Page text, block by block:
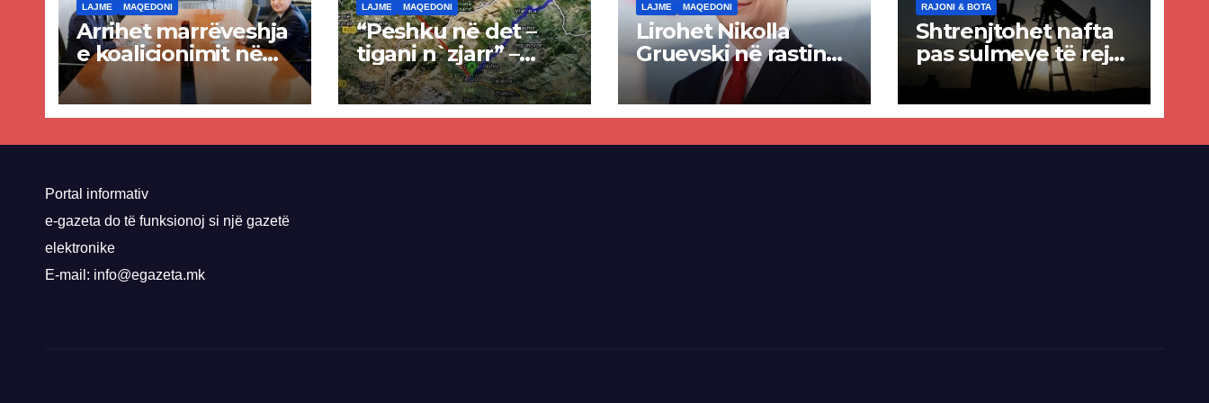
LAJME MAQEDONI
Arrihet marrëveshja
e koalicionimit në
parim mes Kurtit
dhe Abdixhikut
LAJME MAQEDONI
“Peshku në det –
tigani n`zjarr” –
Ende pa u kryer
projekti i tunelit,
komuna e Tetovës
nis punimet për
LAJME MAQEDONI
Lirohet Nikolla
Gruevski në rastin
“Talir 2”, gjykata
rrëzon akuzat për
ndërtimin e
paligjshëm të selisë
RAJONI & BOTA
Shtrenjtohet nafta
pas sulmeve të reja
SHBA–Iran
Portal informativ
e-gazeta do të funksionoj si një gazetë
elektronike
E-mail: info@egazeta.mk